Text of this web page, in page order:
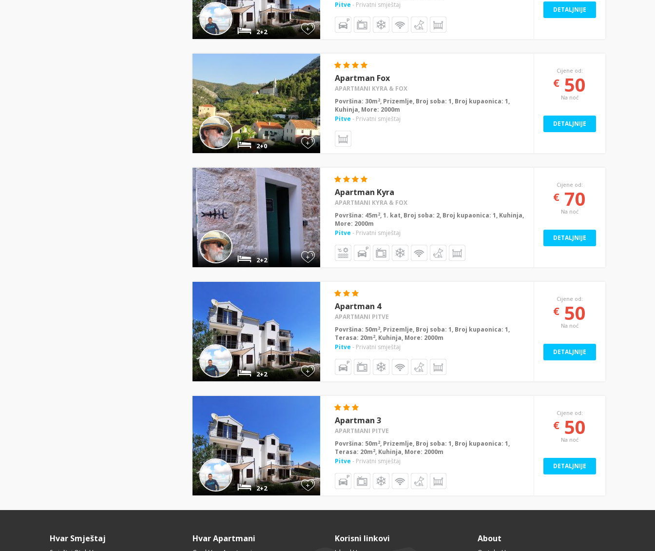
+
2+2
Pitve - Privatni smještaj
DETALJNIJE
+
2+0
Apartman Fox
APARTMANI KYRA & FOX
Površina: 30m2, Prizemlje, Broj soba: 1, Broj kupaonica: 1,
Kuhinja, More: 2000m
Pitve - Privatni smještaj
Cijene od:
€ 50
Na noć
DETALJNIJE
+
2+2
Apartman Kyra
APARTMANI KYRA & FOX
Površina: 45m2, 1. kat, Broj soba: 2, Broj kupaonica: 1, Kuhinja,
More: 2000m
Pitve - Privatni smještaj
Cijene od:
€ 70
Na noć
DETALJNIJE
+
2+2
Apartman 4
APARTMANI PITVE
Površina: 50m2, Prizemlje, Broj soba: 1, Broj kupaonica: 1,
Terasa: 20m2, Kuhinja, More: 2000m
Pitve - Privatni smještaj
Cijene od:
€ 50
Na noć
DETALJNIJE
+
2+2
Apartman 3
APARTMANI PITVE
Površina: 50m2, Prizemlje, Broj soba: 1, Broj kupaonica: 1,
Terasa: 20m2, Kuhinja, More: 2000m
Pitve - Privatni smještaj
Cijene od:
€ 50
Na noć
DETALJNIJE
Hvar Smještaj Hvar Apartmani Korisni linkovi About